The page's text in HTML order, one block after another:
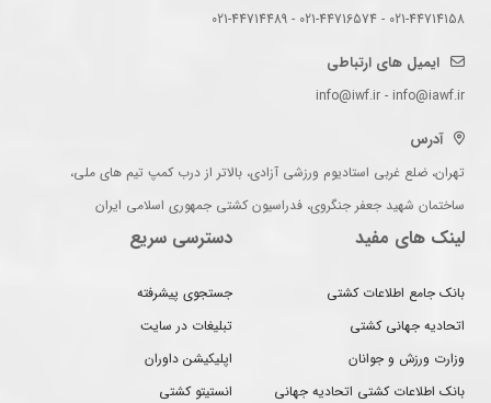
021-44714158 - 021-44716574 - 021-44714489
ایمیل های ارتباطی
info@iwf.ir - info@iawf.ir
آدرس
تهران، ضلع غربی استادیوم ورزشی آزادی، بالاتر از درب کمپ تیم های ملی،
ساختمان شهید جعفر جنگروی، فدراسیون کشتی جمهوری اسلامی ایران
لینک های مفید
بانک جامع اطلاعات کشتی
اتحادیه جهانی کشتی
وزارت ورزش و جوانان
بانک اطلاعات کشتی اتحادیه جهانی
دسترسی سریع
جستجوی پیشرفته
تبلیغات در سایت
اپلیکیشن داوران
انستیتو کشتی